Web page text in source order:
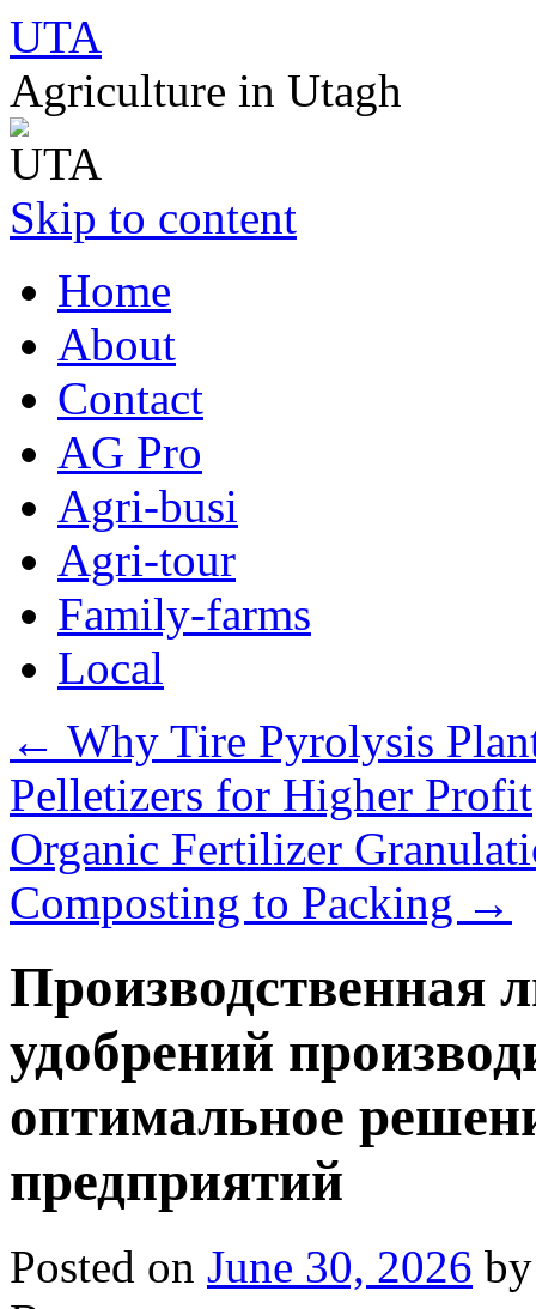
UTA
Agriculture in Utagh
Skip to content
Home
About
Contact
AG Pro
Agri-busi
Agri-tour
Family-farms
Local
← Why Tire Pyrolysis
Pelletizers for Higher Profit
Organic Fertilizer
Composting to Packing →
Производственная
удобрений
оптимальное
предприятий
Posted on June 30, 2026 by